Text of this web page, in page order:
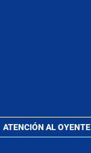
ATENCIÓN AL OYENTE